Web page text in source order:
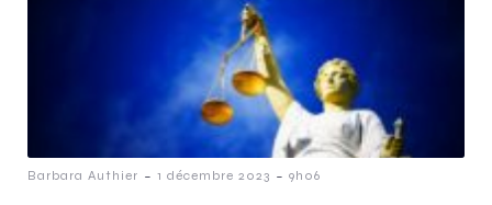
Barbara Authier - 1 décembre 2023 - 9h06